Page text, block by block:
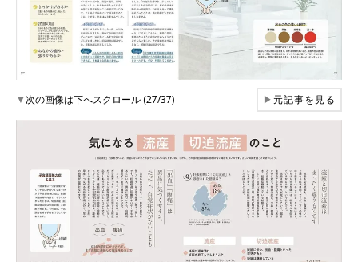
▼次の画像は下へスクロール (27/37) ▶元記事を見る